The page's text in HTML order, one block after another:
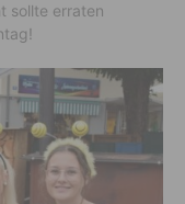
sollte erraten